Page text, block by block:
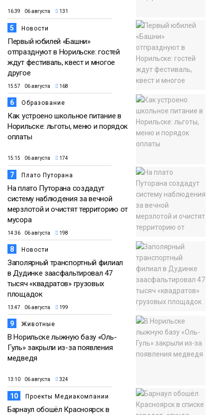
16:39 06 августа 131
5 Новости
Первый юбилей «Башни»
отпразднуют в Норильске: гостей
ждут фестиваль, квест и многое
другое
15:57 06 августа 168
6 Образование
Как устроено школьное питание в
Норильске: льготы, меню и порядок
оплаты
15:15 06 августа 174
7 Плато Путорана
На плато Путорана создадут
систему наблюдения за вечной
мерзлотой и очистят территорию от
мусора
14:36 06 августа 198
8 Новости
Заполярный транспортный филиал
в Дудинке заасфальтировал 47
тысяч «квадратов» грузовых
площадок
13:47 06 августа 199
9 Животные
В Норильске лыжную базу «Оль-
Гуль» закрыли из-за появления
медведя
13:10 06 августа 324
10 Проекты Медиакомпании
Барнаул обошёл Красноярск в